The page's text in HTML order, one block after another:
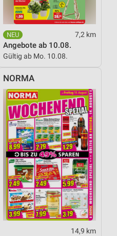
7,2 km
Angebote ab 10.08.
Gültig ab Mo. 10.08.
NORMA
14,9 km